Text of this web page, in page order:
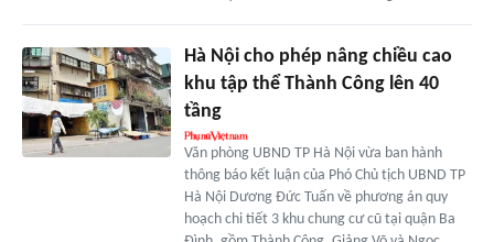
Hà Nội cho phép nâng chiều cao
khu tập thể Thành Công lên 40
tầng
Văn phòng UBND TP Hà Nội vừa ban hành
thông báo kết luận của Phó Chủ tịch UBND TP
Hà Nội Dương Đức Tuấn về phương án quy
hoạch chi tiết 3 khu chung cư cũ tại quận Ba